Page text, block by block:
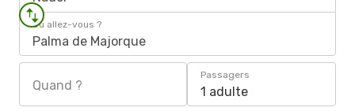
Où allez-vous ?
Palma de Majorque
Quand ?
Passagers
1 adulte